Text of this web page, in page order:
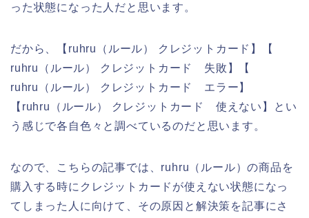
った状態になった人だと思います。
だから、【ruhru（ルール） クレジットカード】【
ruhru（ルール） クレジットカード 失敗】【
ruhru（ルール） クレジットカード エラー】
【ruhru（ルール） クレジットカード 使えない】とい
う感じで各自色々と調べているのだと思います。
なので、こちらの記事では、ruhru（ルール）の商品を
購入する時にクレジットカードが使えない状態になっ
てしまった人に向けて、その原因と解決策を記事にさ